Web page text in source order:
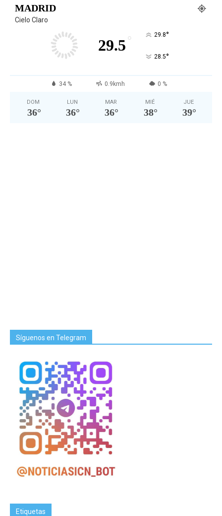
MADRID
Cielo Claro
29.5 ° 29.8°
28.5°
34 % 0.9kmh 0 %
DOM
36°
LUN
36°
MAR
36°
MIÉ
38°
JUE
39°
Síguenos en Telegram
Etiquetas